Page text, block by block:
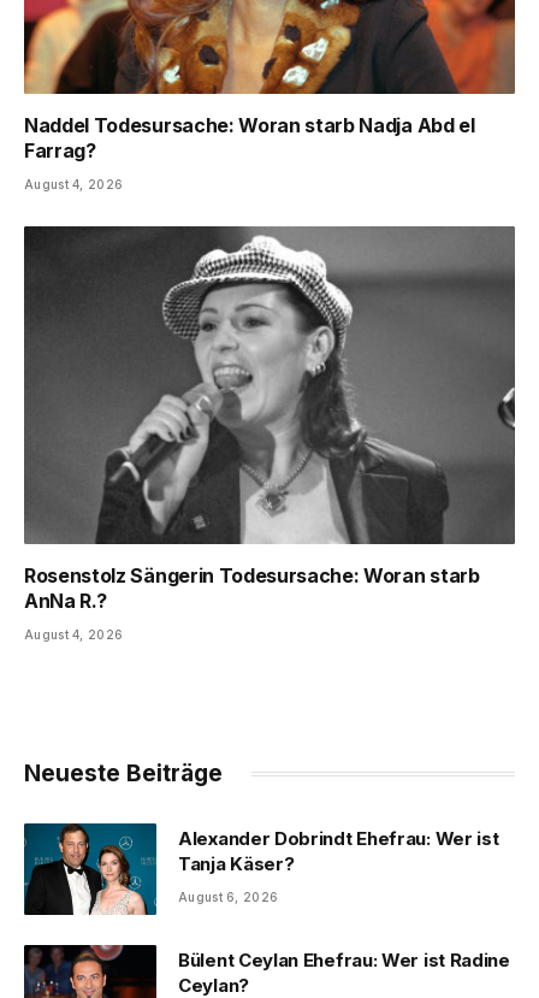
Naddel Todesursache: Woran starb Nadja Abd el
Farrag?
August 4, 2026
Rosenstolz Sängerin Todesursache: Woran starb
AnNa R.?
August 4, 2026
Neueste Beiträge
Alexander Dobrindt Ehefrau: Wer ist
Tanja Käser?
August 6, 2026
Bülent Ceylan Ehefrau: Wer ist Radine
Ceylan?